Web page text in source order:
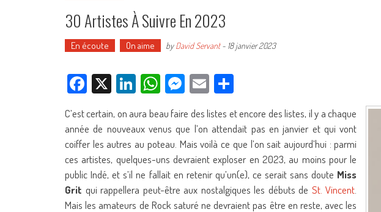
30 Artistes À Suivre En 2023
En écoute On aime byDavid Servant- 18 janvier 2023
Facebook
X LinkedIn
WhatsApp
Messenger
Email
C’est certain, on aura beau faire des listes et encore des listes, il y a chaque
année de nouveaux venus que l’on attendait pas en janvier et qui vont
coiffer les autres au poteau. Mais voilà ce que l’on sait aujourd’hui : parmi
ces artistes, quelques-uns devraient exploser en 2023, au moins pour le
public Indé, et s’il ne fallait en retenir qu’un(e), ce serait sans doute Miss
Grit qui rappellera peut-être aux nostalgiques les débuts de St. Vincent
Mais les amateurs de Rock saturé ne devraient pas être en reste, avec les